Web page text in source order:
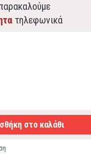
τηλεφωνικά
στο καλάθι